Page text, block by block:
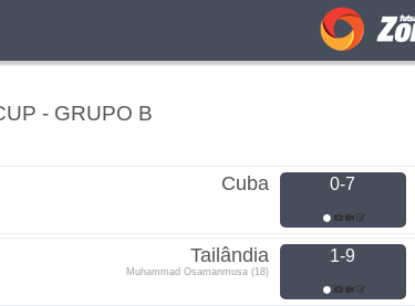
- GRUPO B
Cuba 0-7
Tailândia
Muhammad Osamanmusa (18)
1-9